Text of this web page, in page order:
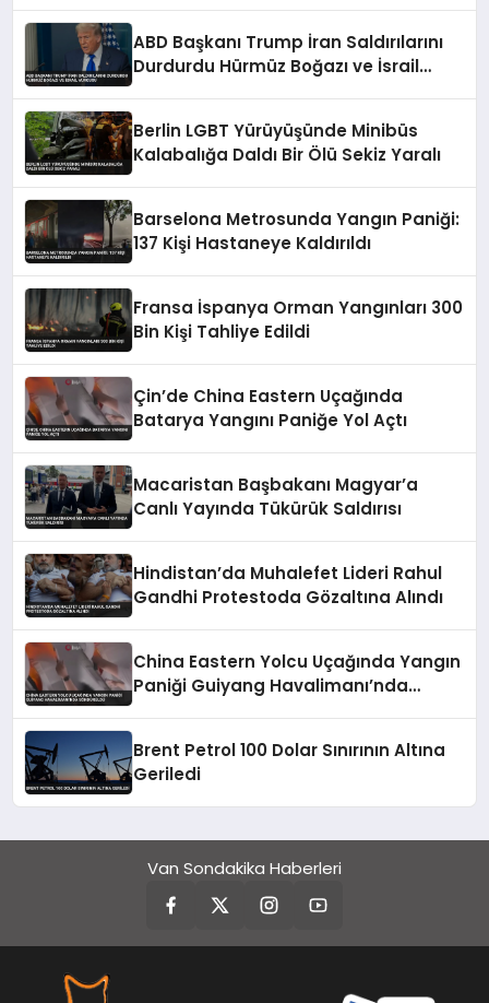
ABD Başkanı Trump İran Saldırılarını
Durdurdu Hürmüz Boğazı ve İsrail
Berlin LGBT Yürüyüşünde Minibüs
Kalabalığa Daldı Bir Ölü Sekiz Yaralı
Barselona Metrosunda Yangın Paniği:
137 Kişi Hastaneye Kaldırıldı
Fransa İspanya Orman Yangınları 300
Bin Kişi Tahliye Edildi
Çin’de China Eastern Uçağında
Batarya Yangını Paniğe Yol Açtı
Macaristan Başbakanı Magyar’a
Canlı Yayında Tükürük Saldırısı
Hindistan’da Muhalefet Lideri Rahul
Gandhi Protestoda Gözaltına Alındı
China Eastern Yolcu Uçağında Yangın
Paniği Guiyang Havalimanı’nda
Brent Petrol 100 Dolar Sınırının Altına
Geriledi
Van Sondakika Haberleri